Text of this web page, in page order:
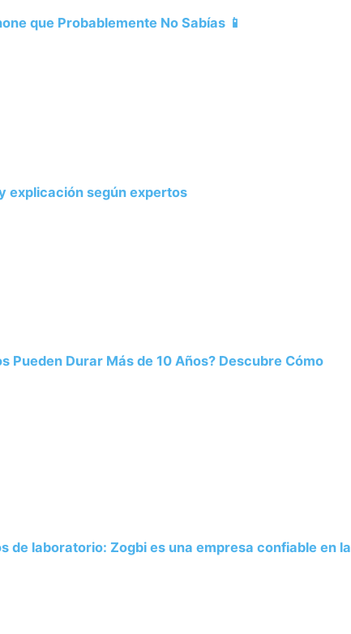
que Probablemente No Sabías 📱
explicación según expertos
Pueden Durar Más de 10 Años? Descubre Cómo
de laboratorio: Zogbi es una empresa confiable en la